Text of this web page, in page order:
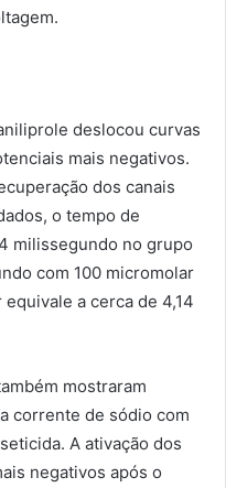
deslocou curvas
mais negativos.
dos canais
o tempo de
milissegundo no grupo
com 100 micromolar
a cerca de 4,14
mostraram
corrente de sódio com
A ativação dos
negativos após o